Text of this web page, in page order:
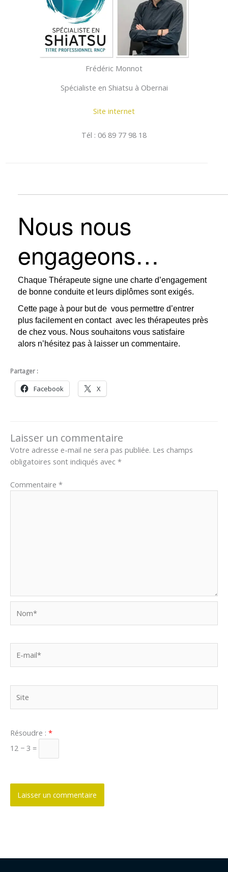
Frédéric Monnot
Spécialiste en Shiatsu à Obernai
Site internet
Tél : 06 89 77 98 18
Nous nous
engageons…
Chaque Thérapeute signe une charte d’engagement
de bonne conduite et leurs diplômes sont exigés.
Cette page à pour but de vous permettre d’entrer
plus facilement en contact avec les thérapeutes près
de chez vous. Nous souhaitons vous satisfaire
alors n’hésitez pas à laisser un commentaire.
Partager :
Facebook X
Laisser un commentaire
Votre adresse e-mail ne sera pas publiée. Les champs
obligatoires sont indiqués avec *
Commentaire *
mail*
Résoudre : *
12 − 3 =